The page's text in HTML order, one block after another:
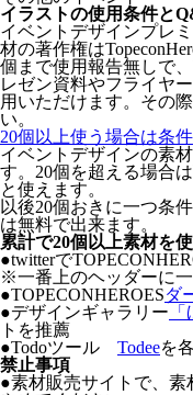
イラストの使用条件と
イベントデザインプレ
材の著作権は
個まで使用報告無しで
レゼン資料やフライヤ
用いただけます。その
い。
20個以上使う場合は条件
イベントデザインの素
す。20個を超える場合
と使えます。
以後20個おきに一つ条
は無料で出来ます。
累計で20個以上素材を
●twitterで
※一番上のヘッダーに一
●TOPECONHEROESダ
●デザインギャラリー
トを推薦
●Todoツール Todeeを
禁止事項
●素材販売サイトで、